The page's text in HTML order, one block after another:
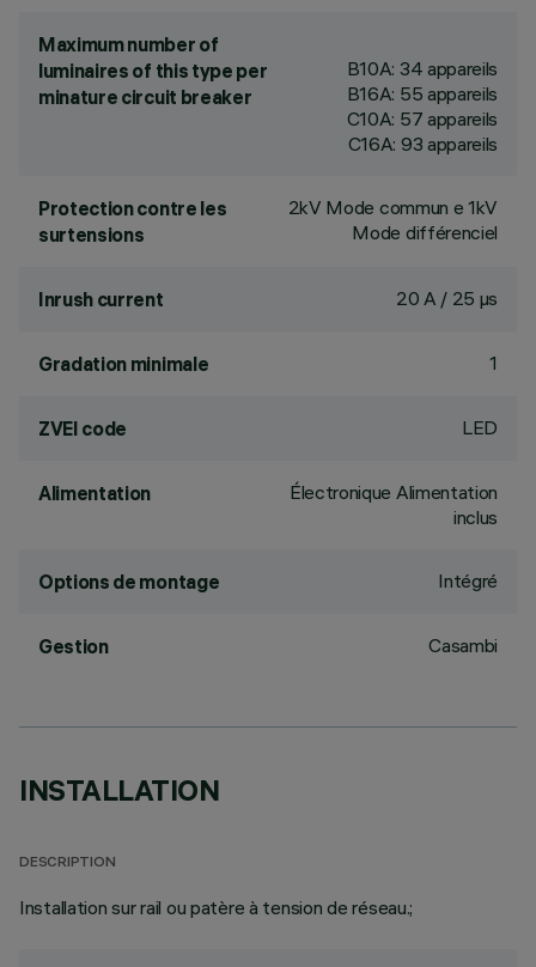
Maximum number of
luminaires of this type per
minature circuit breaker
B10A: 34 appareils
B16A: 55 appareils
C10A: 57 appareils
C16A: 93 appareils
Protection contre les
surtensions
2kV Mode commun e 1kV
Mode différenciel
Inrush current 20 A / 25 µs
Gradation minimale 1
ZVEI code LED
Alimentation
Électronique Alimentation
inclus
Options de montage Intégré
Gestion Casambi
INSTALLATION
DESCRIPTION
Installation sur rail ou patère à tension de réseau.;